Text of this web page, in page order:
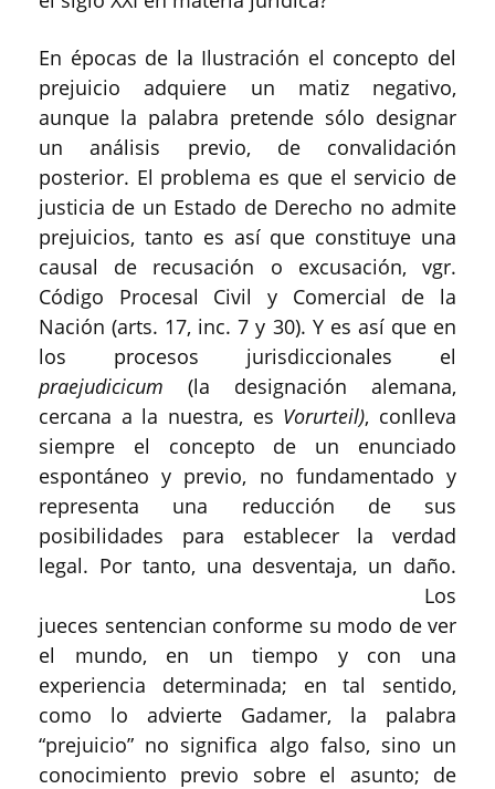
En épocas de la Ilustración el concepto del
prejuicio adquiere un matiz negativo,
aunque la palabra pretende sólo designar
un análisis previo, de convalidación
posterior. El problema es que el servicio de
justicia de un Estado de Derecho no admite
prejuicios, tanto es así que constituye una
causal de recusación o excusación, vgr.
Código Procesal Civil y Comercial de la
Nación (arts. 17, inc. 7 y 30). Y es así que en
los procesos jurisdiccionales el
praejudicicum (la designación alemana,
cercana a la nuestra, es Vorurteil), conlleva
siempre el concepto de un enunciado
espontáneo y previo, no fundamentado y
representa una reducción de sus
posibilidades para establecer la verdad
legal. Por tanto, una desventaja, un daño.
Los
jueces sentencian conforme su modo de ver
el mundo, en un tiempo y con una
experiencia determinada; en tal sentido,
como lo advierte Gadamer, la palabra
“prejuicio” no significa algo falso, sino un
conocimiento previo sobre el asunto; de